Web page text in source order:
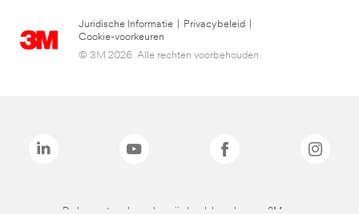
Juridische Informatie Privacybeleid
Cookie-voorkeuren
© 3M 2026. Alle rechten voorbehouden.
De bovenstaande merken zijn handelsmerken van 3M.we